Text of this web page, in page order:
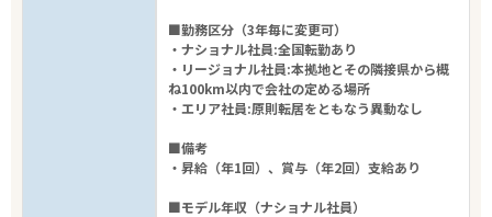
■勤務区分（3年毎に変更可）
・ナショナル社員:全国転勤あり
・リージョナル社員:本拠地とその隣接県から概
ね100km以内で会社の定める場所
・エリア社員:原則転居をともなう異動なし
■備考
・昇給（年1回）、賞与（年2回）支給あり
■モデル年収（ナショナル社員）